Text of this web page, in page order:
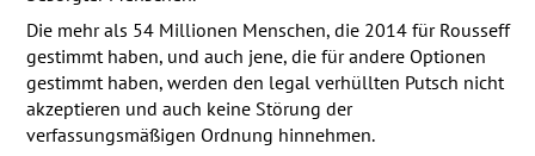
Die mehr als 54 Millionen Menschen, die 2014 für Rousseff
gestimmt haben, und auch jene, die für andere Optionen
gestimmt haben, werden den legal verhüllten Putsch nicht
akzeptieren und auch keine Störung der
verfassungsmäßigen Ordnung hinnehmen.